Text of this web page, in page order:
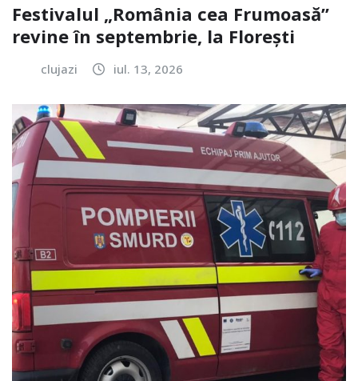
Festivalul „România cea Frumoasă”
revine în septembrie, la Florești
clujazi iul. 13, 2026